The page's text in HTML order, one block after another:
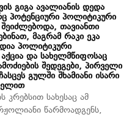
გიგა ავალიანის დედა
პოტენციური პოლიტიკური
თავიანთი
მაგრამ რაკი ეკა
პოლიტიკური
და სახელმწიფოსაც
შედეგები, პირველი
გულში შხამიანი ისარი
კრებსით სახესაც ამ
წარმოადგენს,